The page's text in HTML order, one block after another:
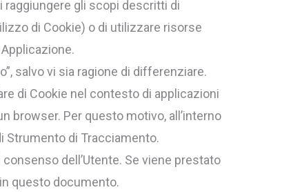
gli scopi descritti di
di Cookie) o di utilizzare risorse
salvo vi sia ragione di differenziare.
di Cookie nel contesto di applicazioni
browser. Per questo motivo, all’interno
Strumento di Tracciamento.
dell’Utente. Se viene prestato
questo documento.